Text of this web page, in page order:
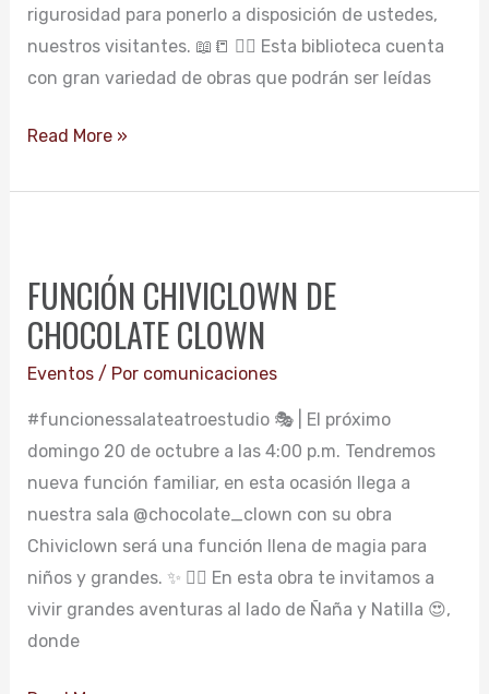
rigurosidad para ponerlo a disposición de ustedes,
nuestros visitantes. 📖📒 👉🏻 Esta biblioteca cuenta
con gran variedad de obras que podrán ser leídas
Read More »
FUNCIÓN CHIVICLOWN DE
CHOCOLATE CLOWN
Eventos/ Por comunicaciones
#funcionessalateatroestudio 🎭 | El próximo
domingo 20 de octubre a las 4:00 p.m. Tendremos
nueva función familiar, en esta ocasión llega a
nuestra sala @chocolate_clown con su obra
Chiviclown será una función llena de magia para
niños y grandes. ✨ 👉🏻 En esta obra te invitamos a
vivir grandes aventuras al lado de Ñaña y Natilla 😍,
donde
DE
CHOCOLATE